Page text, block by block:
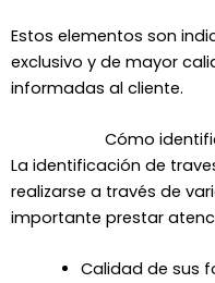
Estos elementos son
exclusivo y de mayor
informadas al cliente.
Cómo
La identificación de
realizarse a través de
importante prestar
Calidad de sus